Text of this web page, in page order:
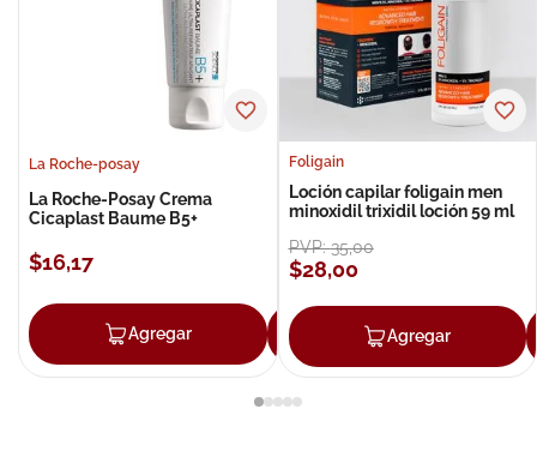
La Roche-posay
La Roche-Posay Crema
Cicaplast Baume B5+
$16,17
Agregar Agregar
Foligain
Loción capilar foligain men
minoxidil trixidil loción 59 ml
PVP:35,00
$28,00
Agregar